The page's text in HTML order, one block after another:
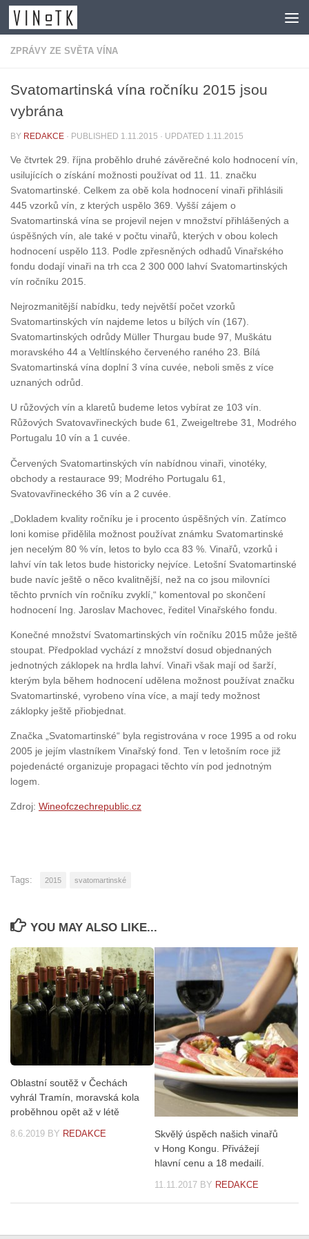
Skip to content
ZPRÁVY ZE SVĚTA VÍNA
Svatomartinská vína ročníku 2015 jsou
vybrána
BY REDAKCE · PUBLISHED 1.11.2015 · UPDATED 1.11.2015
Ve čtvrtek 29. října proběhlo druhé závěrečné kolo hodnocení vín,
usilujících o získání možnosti používat od 11. 11. značku
Svatomartinské. Celkem za obě kola hodnocení vinaři přihlásili
445 vzorků vín, z kterých uspělo 369. Vyšší zájem o
Svatomartinská vína se projevil nejen v množství přihlášených a
úspěšných vín, ale také v počtu vinařů, kterých v obou kolech
hodnocení uspělo 113. Podle zpřesněných odhadů Vinařského
fondu dodají vinaři na trh cca 2 300 000 lahví Svatomartinských
vín ročníku 2015.
Nejrozmanitější nabídku, tedy největší počet vzorků
Svatomartinských vín najdeme letos u bílých vín (167).
Svatomartinských odrůdy Müller Thurgau bude 97, Muškátu
moravského 44 a Veltlínského červeného raného 23. Bílá
Svatomartinská vína doplní 3 vína cuvée, neboli směs z více
uznaných odrůd.
U růžových vín a klaretů budeme letos vybírat ze 103 vín.
Růžových Svatovavřineckých bude 61, Zweigeltrebe 31, Modrého
Portugalu 10 vín a 1 cuvée.
Červených Svatomartinských vín nabídnou vinaři, vinotéky,
obchody a restaurace 99; Modrého Portugalu 61,
Svatovavřineckého 36 vín a 2 cuvée.
„Dokladem kvality ročníku je i procento úspěšných vín. Zatímco
loni komise přidělila možnost používat známku Svatomartinské
jen necelým 80 % vín, letos to bylo cca 83 %. Vinařů, vzorků i
lahví vín tak letos bude historicky nejvíce. Letošní Svatomartinské
bude navíc ještě o něco kvalitnější, než na co jsou milovníci
těchto prvních vín ročníku zvyklí,“ komentoval po skončení
hodnocení Ing. Jaroslav Machovec, ředitel Vinařského fondu.
Konečné množství Svatomartinských vín ročníku 2015 může ještě
stoupat. Předpoklad vychází z množství dosud objednaných
jednotných záklopek na hrdla lahví. Vinaři však mají od šarží,
kterým byla během hodnocení udělena možnost používat značku
Svatomartinské, vyrobeno vína více, a mají tedy možnost
záklopky ještě přiobjednat.
Značka „Svatomartinské“ byla registrována v roce 1995 a od roku
2005 je jejím vlastníkem Vinařský fond. Ten v letošním roce již
pojedenácté organizuje propagaci těchto vín pod jednotným
logem.
Zdroj: Wineofczechrepublic.cz
Tags: 2015 svatomartinské
YOU MAY ALSO LIKE...
Oblastní soutěž v Čechách
vyhrál Tramín, moravská kola
proběhnou opět až v létě
8.6.2019 BY REDAKCE
Skvělý úspěch našich vinařů
v Hong Kongu. Přivážejí
hlavní cenu a 18 medailí.
11.11.2017 BY REDAKCE